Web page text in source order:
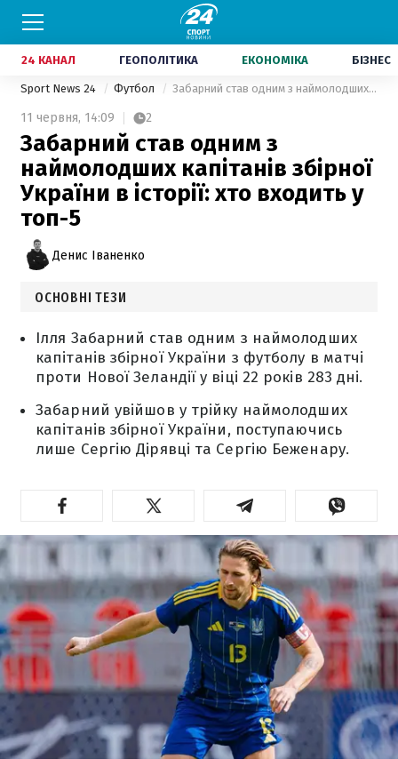
24 КАНАЛ ГЕОПОЛІТИКА ЕКОНОМІКА БІЗНЕС
Sport News 24 Футбол Забарний став одним з наймолодших капітанів збірної України в історії: хто входить у топ-5
11 червня, 14:09 2
Забарний став одним з
наймолодших капітанів збірної
України в історії: хто входить у
топ-5
Денис Іваненко
ОСНОВНІ ТЕЗИ
Ілля Забарний став одним з наймолодших
капітанів збірної України з футболу в матчі
проти Нової Зеландії у віці 22 років 283 дні.
Забарний увійшов у трійку наймолодших
капітанів збірної України, поступаючись
лише Сергію Дірявці та Сергію Беженару.